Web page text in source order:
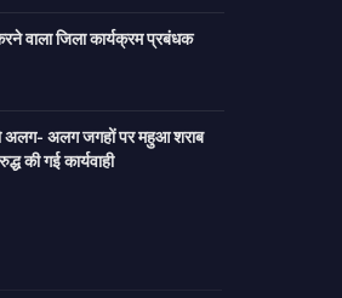
वाला जिला कार्यक्रम प्रबंधक
दो अलग- अलग जगहों पर महुआ शराब
की गई कार्यवाही